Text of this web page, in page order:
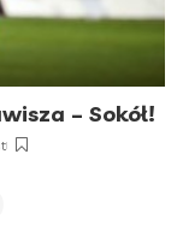
– Sokół!